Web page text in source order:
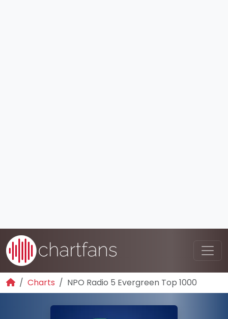
Charts NPO Radio 5 Evergreen Top 1000